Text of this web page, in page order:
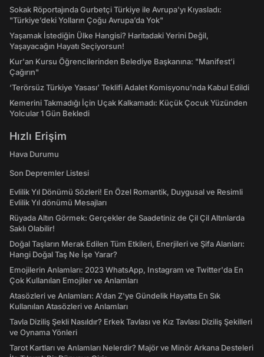
Sokak Röportajında Gurbetçi Türkiye ile Avrupa'yı Kıyasladı:
"Türkiye’deki Yolların Çoğu Avrupa’da Yok"
Yaşamak İstediğin Ülke Hangisi? Haritadaki Yerini Değil,
Yaşayacağın Hayatı Seçiyorsun!
Kur'an Kursu Öğrencilerinden Belediye Başkanına: "Manifest’i
Çağırın"
‘Terörsüz Türkiye Yasası’ Teklifi Adalet Komisyonu'nda Kabul Edildi
Kemerini Takmadığı İçin Uçak Kalkamadı: Küçük Çocuk Yüzünden
Yolcular 1 Gün Bekledi
Hızlı Erişim
Hava Durumu
Son Depremler Listesi
Evlilik Yıl Dönümü Sözleri! En Özel Romantik, Duygusal ve Resimli
Evlilik Yıl dönümü Mesajları
Rüyada Altın Görmek: Gerçekler de Saadetiniz de Çil Çil Altınlarda
Saklı Olabilir!
Doğal Taşların Merak Edilen Tüm Etkileri, Enerjileri ve Şifa Alanları:
Hangi Doğal Taş Ne İşe Yarar?
Emojilerin Anlamları: 2023 WhatsApp, Instagram ve Twitter'da En
Çok Kullanılan Emojiler ve Anlamları
Atasözleri ve Anlamları: A'dan Z'ye Gündelik Hayatta En Sık
Kullanılan Atasözleri ve Anlamları
Tavla Diziliş Şekli Nasıldır? Erkek Tavlası ve Kız Tavlası Diziliş Şekilleri
ve Oynama Yönleri
Tarot Kartları ve Anlamları Nelerdir? Majör ve Minör Arkana Desteleri